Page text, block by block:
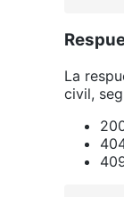
La
civil,